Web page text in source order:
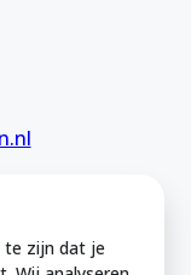
te zijn dat je